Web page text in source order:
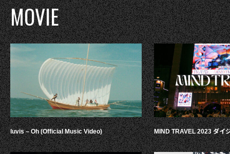
MOVIE
luvis – Oh (Official Music Video) MIND TRAVEL 2023 ダイ